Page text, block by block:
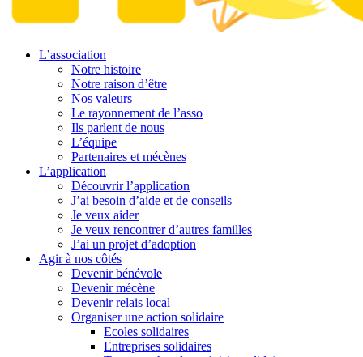
L’association
Notre histoire
Notre raison d’être
Nos valeurs
Le rayonnement de l’asso
Ils parlent de nous
L’équipe
Partenaires et mécènes
L’application
Découvrir l’application
J’ai besoin d’aide et de conseils
Je veux aider
Je veux rencontrer d’autres familles
J’ai un projet d’adoption
Agir à nos côtés
Devenir bénévole
Devenir mécène
Devenir relais local
Organiser une action solidaire
Ecoles solidaires
Entreprises solidaires